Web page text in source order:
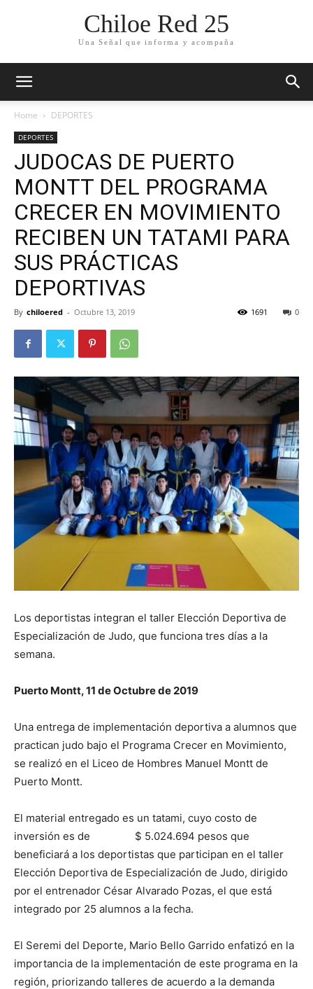
Chiloe Red 25
Una Señal que informa y acompaña
Home DEPORTES
DEPORTES
JUDOCAS DE PUERTO
MONTT DEL PROGRAMA
CRECER EN MOVIMIENTO
RECIBEN UN TATAMI PARA
SUS PRÁCTICAS
DEPORTIVAS
By chiloered - Octubre 13, 2019 0
1691
Los deportistas integran el taller Elección Deportiva de
Especialización de Judo, que funciona tres días a la
semana.
Puerto Montt, 11 de Octubre de 2019
Una entrega de implementación deportiva a alumnos que
practican judo bajo el Programa Crecer en Movimiento,
se realizó en el Liceo de Hombres Manuel Montt de
Puerto Montt.
El material entregado es un tatami, cuyo costo de
inversión es de $ 5.024.694 pesos que
beneficiará a los deportistas que participan en el taller
Elección Deportiva de Especialización de Judo, dirigido
por el entrenador César Alvarado Pozas, el que está
integrado por 25 alumnos a la fecha.
El Seremi del Deporte, Mario Bello Garrido enfatizó en la
importancia de la implementación de este programa en la
región, priorizando talleres de acuerdo a la demanda